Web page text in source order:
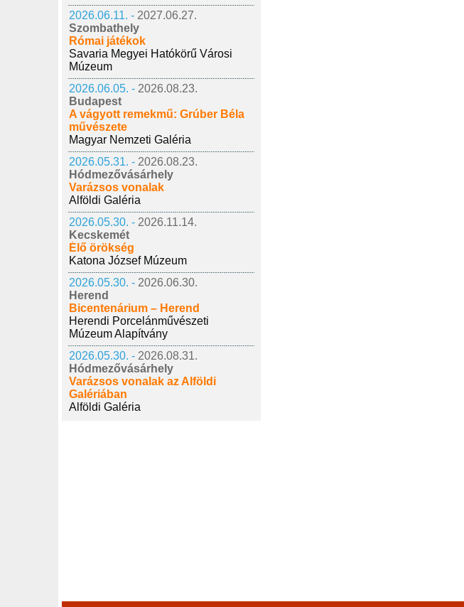
2026.06.11. - 2027.06.27.
Szombathely
Római játékok
Savaria Megyei Hatókörű Városi
Múzeum
2026.06.05. - 2026.08.23.
Budapest
A vágyott remekmű: Grúber Béla
művészete
Magyar Nemzeti Galéria
2026.05.31. - 2026.08.23.
Hódmezővásárhely
Varázsos vonalak
Alföldi Galéria
2026.05.30. - 2026.11.14.
Kecskemét
Élő örökség
Katona József Múzeum
2026.05.30. - 2026.06.30.
Herend
Bicentenárium – Herend
Herendi Porcelánművészeti
Múzeum Alapítvány
2026.05.30. - 2026.08.31.
Hódmezővásárhely
Varázsos vonalak az Alföldi
Galériában
Alföldi Galéria